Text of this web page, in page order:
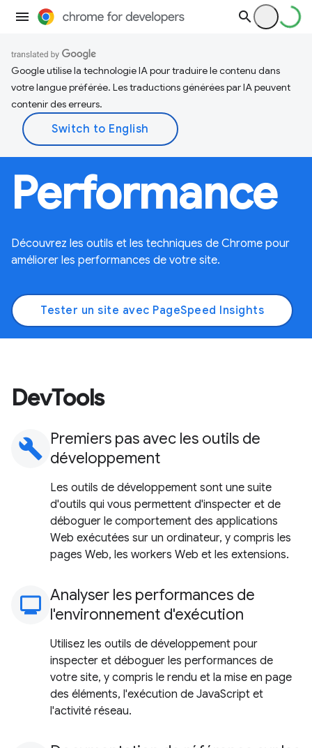
Google utilise la technologie IA pour traduire le contenu dans
votre langue préférée. Les traductions générées par IA peuvent
contenir des erreurs.
Performance
Découvrez les outils et les techniques de Chrome pour
améliorer les performances de votre site.
Tester un site avec PageSpeed Insights
DevTools
build Premiers pas avec les outils de
développement
Les outils de développement sont une suite
d'outils qui vous permettent d'inspecter et de
déboguer le comportement des applications
Web exécutées sur un ordinateur, y compris les
pages Web, les workers Web et les extensions.
monitoring
Analyser les performances de
l'environnement d'exécution
Utilisez les outils de développement pour
inspecter et déboguer les performances de
votre site, y compris le rendu et la mise en page
des éléments, l'exécution de JavaScript et
l'activité réseau.